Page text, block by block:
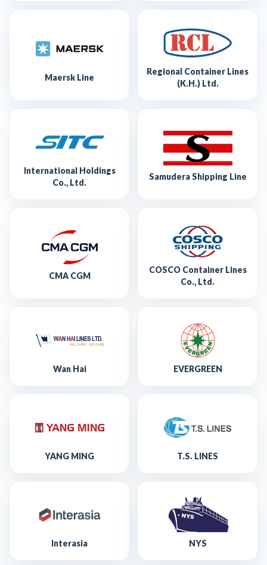
Maersk Line
Regional Container Lines
(K.H.) Ltd.
International Holdings
Co., Ltd.
Samudera Shipping Line
CMA CGM
COSCO Container Lines
Co., Ltd.
Wan Hai EVERGREEN
YANG MING T.S. LINES
Interasia NYS